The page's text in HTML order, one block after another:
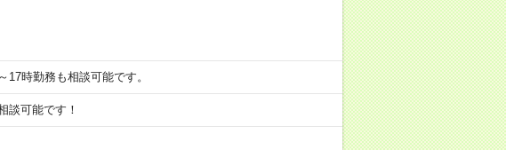
時勤務も相談可能です。
談可能です！